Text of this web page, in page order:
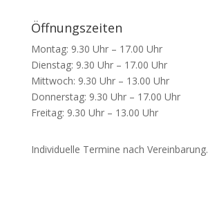
Öffnungszeiten
Montag: 9.30 Uhr – 17.00 Uhr
Dienstag: 9.30 Uhr – 17.00 Uhr
Mittwoch: 9.30 Uhr – 13.00 Uhr
Donnerstag: 9.30 Uhr – 17.00 Uhr
Freitag: 9.30 Uhr – 13.00 Uhr
Individuelle Termine nach Vereinbarung.